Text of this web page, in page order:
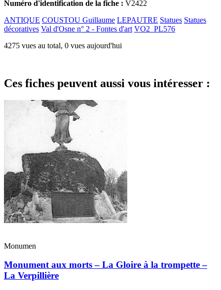
Numéro d'identification de la fiche : V2422
ANTIQUE COUSTOU Guillaume LEPAUTRE Statues Statues
décoratives Val d'Osne n° 2 - Fontes d'art VO2_PL576
4275 vues au total, 0 vues aujourd'hui
Ces fiches peuvent aussi vous intéresser :
Monumen
Monument aux morts – La Gloire à la trompette –
La Verpillière